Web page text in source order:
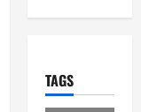
TAGS